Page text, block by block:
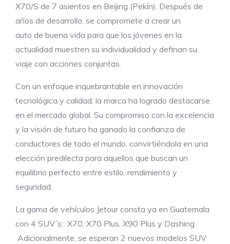
X70/S de 7 asientos en Beijing (Pekín). Después de
años de desarrollo, se compromete a crear un
auto de buena vida para que los jóvenes en la
actualidad muestren su individualidad y definan su
viaje con acciones conjuntas.
Con un enfoque inquebrantable en innovación
tecnológica y calidad, la marca ha logrado destacarse
en el mercado global. Su compromiso con la excelencia
y la visión de futuro ha ganado la confianza de
conductores de todo el mundo, convirtiéndola en una
elección predilecta para aquellos que buscan un
equilibrio perfecto entre estilo, rendimiento y
seguridad.
La gama de vehículos Jetour consta ya en Guatemala
con 4 SUV´s: X70, X70 Plus, X90 Plus y Dashing.
Adicionalmente, se esperan 2 nuevos modelos SUV